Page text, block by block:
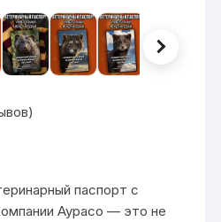
паспорт с
Аурасо — это не